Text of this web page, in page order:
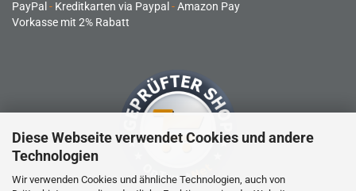
Diese Webseite verwendet Cookies und andere
Technologien
Wir verwenden Cookies und ähnliche Technologien, auch von
PayPal - Kreditkarten via Paypal -Amazon Pay
Vorkasse mit 2% Rabatt